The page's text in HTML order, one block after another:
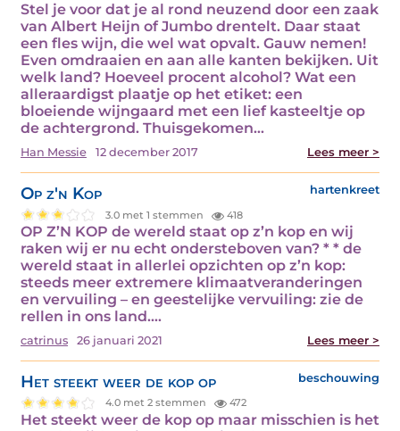
Stel je voor dat je al rond neuzend door een zaak
van Albert Heijn of Jumbo drentelt. Daar staat
een fles wijn, die wel wat opvalt. Gauw nemen!
Even omdraaien en aan alle kanten bekijken. Uit
welk land? Hoeveel procent alcohol? Wat een
alleraardigst plaatje op het etiket: een
bloeiende wijngaard met een lief kasteeltje op
de achtergrond. Thuisgekomen…
Han Messie 12 december 2017 Lees meer >
Op z'n Kop hartenkreet
3.0 met 1 stemmen 418
OP Z’N KOP de wereld staat op z’n kop en wij
raken wij er nu echt ondersteboven van? * * de
wereld staat in allerlei opzichten op z’n kop:
steeds meer extremere klimaatveranderingen
en vervuiling – en geestelijke vervuiling: zie de
rellen in ons land.…
catrinus 26 januari 2021 Lees meer >
Het steekt weer de kop op beschouwing
4.0 met 2 stemmen 472
Het steekt weer de kop op maar misschien is het